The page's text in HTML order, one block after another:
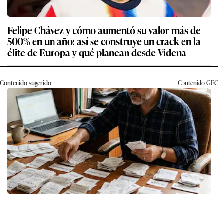
Felipe Chávez y cómo aumentó su valor más de
500% en un año: así se construye un crack en la
élite de Europa y qué planean desde Videna
Contenido sugerido ContenidoGEC